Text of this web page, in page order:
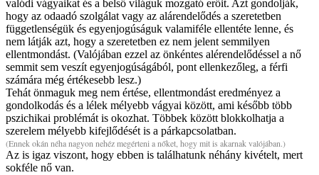
valódi vágyaikat és a belső világuk mozgató erőit. Azt gondolják,
hogy az odaadó szolgálat vagy az alárendelődés a szeretetben
függetlenségük és egyenjogúságuk valamiféle ellentéte lenne, és
nem látják azt, hogy a szeretetben ez nem jelent semmilyen
ellentmondást. (Valójában ezzel az önkéntes alérendelődéssel a nő
semmit sem veszít egyenjogúságából, pont ellenkezőleg, a férfi
számára még értékesebb lesz.)
Tehát önmaguk meg nem értése, ellentmondást eredményez a
gondolkodás és a lélek mélyebb vágyai között, ami később több
pszichikai problémát is okozhat. Többek között blokkolhatja a
szerelem mélyebb kifejlődését is a párkapcsolatban.
(Ennek okán néha nagyon nehéz megérteni a nőket, hogy mit is akarnak valójában.)
Az is igaz viszont, hogy ebben is találhatunk néhány kivételt, mert
sokféle nő van.